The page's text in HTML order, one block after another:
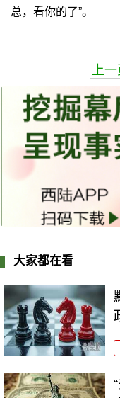
总，看你的了”。
上一
大家都在看